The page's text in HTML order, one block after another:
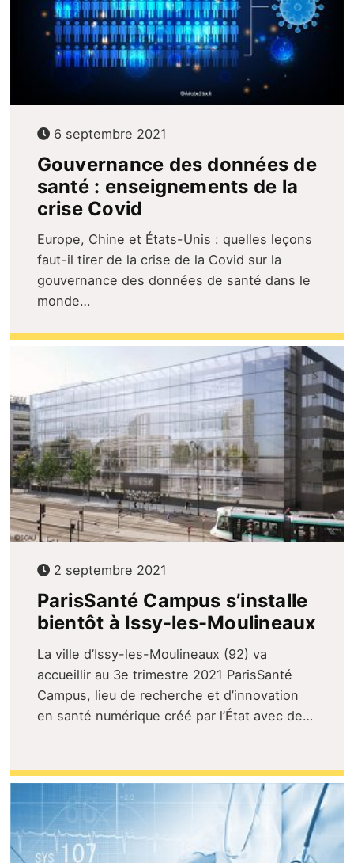
6 septembre 2021
Gouvernance des données de
santé : enseignements de la
crise Covid
Europe, Chine et États-Unis : quelles leçons
faut-il tirer de la crise de la Covid sur la
gouvernance des données de santé dans le
monde…
2 septembre 2021
ParisSanté Campus s’installe
bientôt à Issy-les-Moulineaux
La ville d’Issy-les-Moulineaux (92) va
accueillir au 3e trimestre 2021 ParisSanté
Campus, lieu de recherche et d’innovation
en santé numérique créé par l’État avec de…